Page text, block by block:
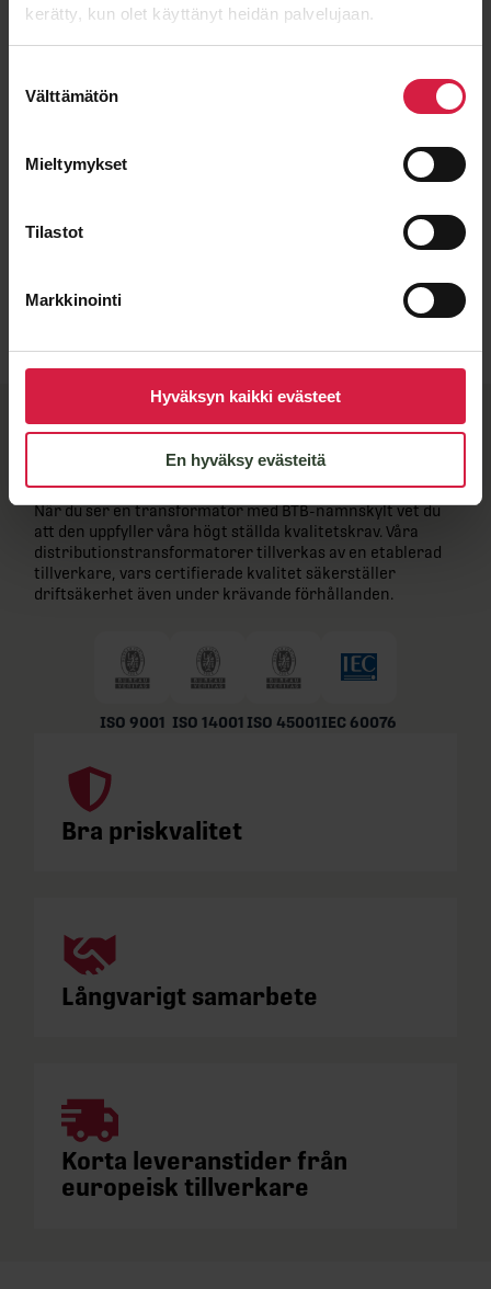
kerätty, kun olet käyttänyt heidän palvelujaan.
valinta
Välttämätön
Mieltymykset
Tilastot
Markkinointi
Hyväksyn kaikki evästeet
En hyväksy evästeitä
BTB-kvalitet och flexibla
tillverkningspartners
När du ser en transformator med BTB-namnskylt vet du
att den uppfyller våra högt ställda kvalitetskrav. Våra
distributionstransformatorer tillverkas av en etablerad
tillverkare, vars certifierade kvalitet säkerställer
driftsäkerhet även under krävande förhållanden.
ISO 9001 ISO 14001 ISO 45001IEC 60076
Bra priskvalitet
Långvarigt samarbete
Korta leveranstider från
europeisk tillverkare